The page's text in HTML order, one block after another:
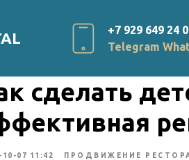
+7 929 649 24
Telegram
сделать
10-07 11:42 ПРОДВИЖЕНИЕ